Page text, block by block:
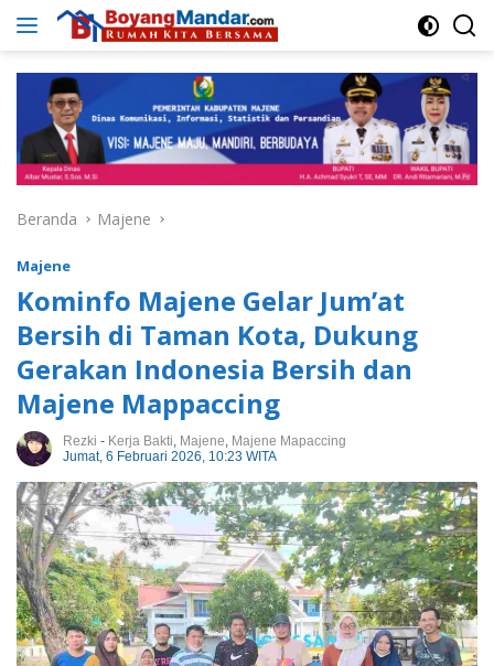
Langsung
Beranda Majene
Majene
Kominfo Majene Gelar Jum’at
Bersih di Taman Kota, Dukung
Gerakan Indonesia Bersih dan
Majene Mappaccing
Rezki - Kerja Bakti, Majene, Majene Mapaccing
Jumat, 6 Februari 2026, 10:23 WITA